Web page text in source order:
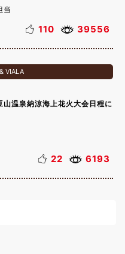
当
110 39556
VIALA
温泉納涼海上花火大会日程に
22 6193